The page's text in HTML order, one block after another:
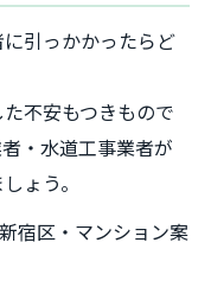
に引っかかったらど
不安もつきもので
・水道工事業者が
ょう。
新宿区・マンション案